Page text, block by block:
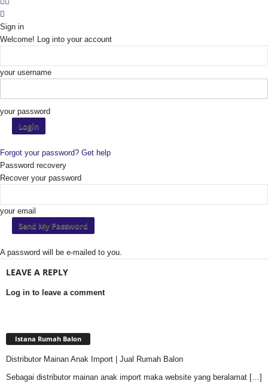
Sign in
Welcome! Log into your account
your username
your password
Forgot your password? Get help
Password recovery
Recover your password
your email
A password will be e-mailed to you.
LEAVE A REPLY
Log in to leave a comment
Istana Rumah Balon
Distributor Mainan Anak Import | Jual Rumah Balon
Sebagai distributor mainan anak import maka website yang beralamat […]